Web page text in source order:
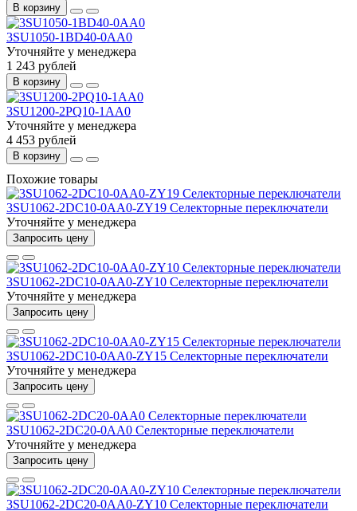
В корзину
3SU1050-1BD40-0AA0
Уточняйте у менеджера
1 243 рублей
В корзину
3SU1200-2PQ10-1AA0
Уточняйте у менеджера
4 453 рублей
В корзину
Похожие товары
3SU1062-2DC10-0AA0-ZY19 Селекторные переключатели
Уточняйте у менеджера
Запросить цену
3SU1062-2DC10-0AA0-ZY10 Селекторные переключатели
Уточняйте у менеджера
Запросить цену
3SU1062-2DC10-0AA0-ZY15 Селекторные переключатели
Уточняйте у менеджера
Запросить цену
3SU1062-2DC20-0AA0 Селекторные переключатели
Уточняйте у менеджера
Запросить цену
3SU1062-2DC20-0AA0-ZY10 Селекторные переключатели